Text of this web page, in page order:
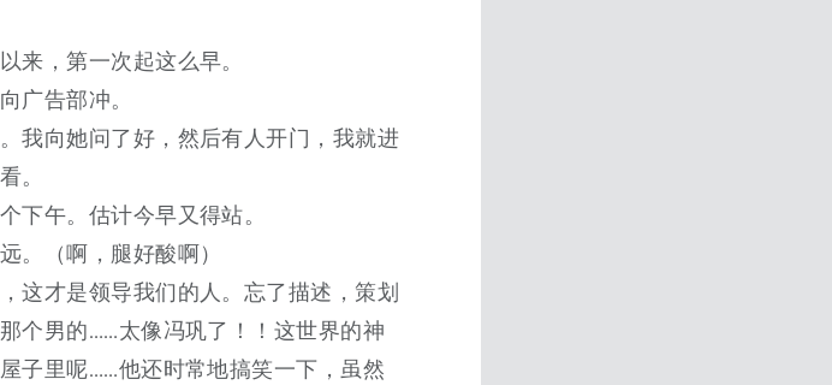
，第一次起这么早。
广告部冲。
我向她问了好，然后有人开门，我就进
。
下午。估计今早又得站。
（啊，腿好酸啊）
这才是领导我们的人。忘了描述，策划
个男的……太像冯巩了！！这世界的神
子里呢……他还时常地搞笑一下，虽然